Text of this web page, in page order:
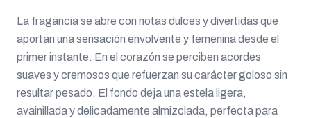
La fragancia se abre con notas dulces y divertidas que
aportan una sensación envolvente y femenina desde el
primer instante. En el corazón se perciben acordes
suaves y cremosos que refuerzan su carácter goloso sin
resultar pesado. El fondo deja una estela ligera,
avainillada y delicadamente almizclada, perfecta para